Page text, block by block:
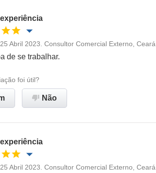
de promoção
de trabalho
esta empresa
Abril 2023. Consultor Comercial Externo, Ceará
de se trabalhar.
foi útil?
Não
Abril 2023. Consultor Comercial Externo, Ceará